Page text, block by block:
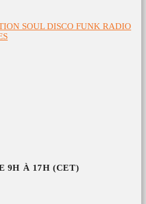
SOUL DISCO FUNK RADIO
9H À 17H (CET)